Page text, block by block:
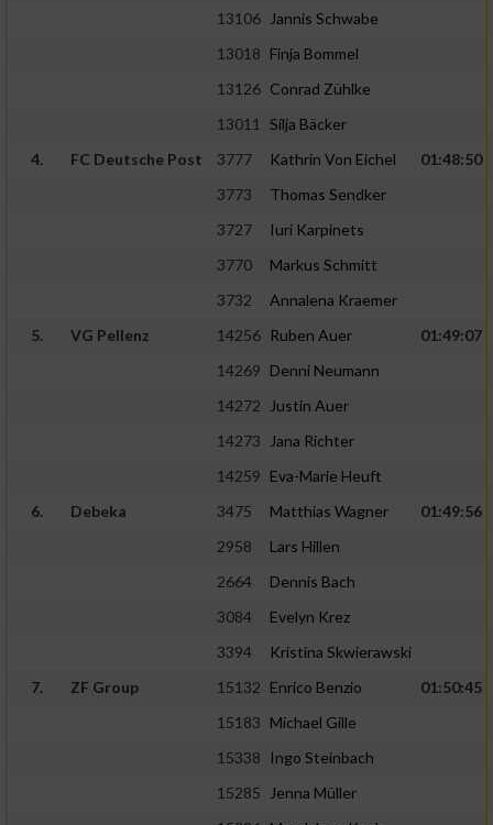
13106
Jannis Schwabe
13018 Finja Bommel
13126 Conrad Zühlke
13011
Silja Bäcker
4.
FC Deutsche Post 3777 Kathrin Von Eichel
01:48:50
3773
Thomas Sendker
3727
Iuri Karpinets
3770
Markus Schmitt
3732
Annalena Kraemer
5.
VG Pellenz 14256 Ruben Auer
01:49:07
14269 Denni Neumann
14272
Justin Auer
14273
Jana Richter
14259 Eva-Marie Heuft
6.
Debeka 3475 Matthias Wagner
01:49:56
2958
Lars Hillen
2664
Dennis Bach
3084
Evelyn Krez
3394
Kristina Skwierawski
7.
ZF Group 15132 Enrico Benzio
01:50:45
15183 Michael Gille
15338
Ingo Steinbach
15285
Jenna Müller